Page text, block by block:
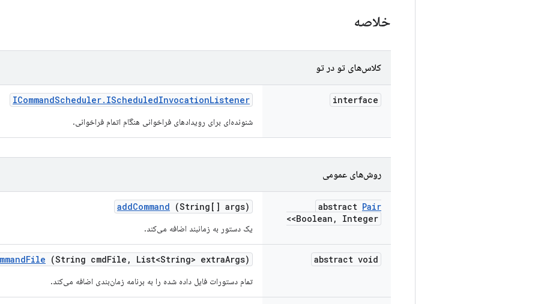
خلاصه
کلاس‌های تو در تو
interface
ICommandScheduler. IScheduledInvocationListener
شنونده‌ای برای رویدادهای فراخوانی هنگام اتمام فراخوانی.
روش‌های عمومی
abstract Pair
<Boolean , Integer>
addCommand (String[] args)
یک دستور به زمانبند اضافه می‌کند.
abstract void
File (String cmdFile , List<String> extraArgs)
تمام دستورات فایل داده شده را به برنامه زمان‌بندی اضافه می‌کند.